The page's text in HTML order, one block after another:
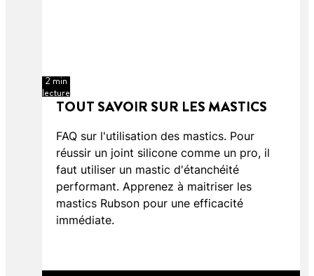
2 min
lecture
TOUT SAVOIR SUR LES MASTICS
FAQ sur l'utilisation des mastics. Pour
réussir un joint silicone comme un pro, il
faut utiliser un mastic d'étanchéité
performant. Apprenez à maitriser les
mastics Rubson pour une efficacité
immédiate.